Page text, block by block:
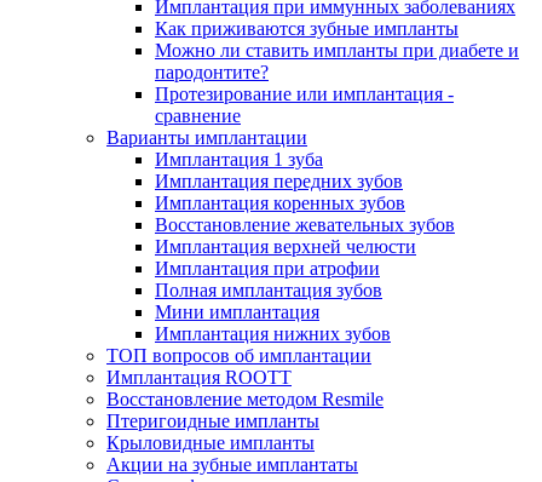
Имплантация при иммунных заболеваниях
Как приживаются зубные импланты
Можно ли ставить импланты при диабете и
пародонтите?
Протезирование или имплантация -
сравнение
Варианты имплантации
Имплантация 1 зуба
Имплантация передних зубов
Имплантация коренных зубов
Восстановление жевательных зубов
Имплантация верхней челюсти
Имплантация при атрофии
Полная имплантация зубов
Мини имплантация
Имплантация нижних зубов
ТОП вопросов об имплантации
Имплантация ROOTT
Восстановление методом Resmile
Птеригоидные импланты
Крыловидные импланты
Акции на зубные имплантаты